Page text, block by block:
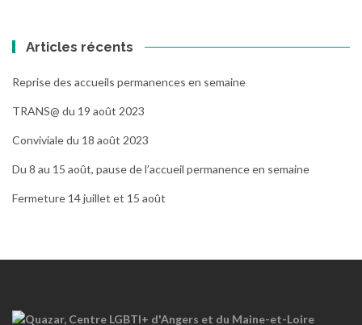
Articles récents
Reprise des accueils permanences en semaine
TRANS@ du 19 août 2023
Conviviale du 18 août 2023
Du 8 au 15 août, pause de l’accueil permanence en semaine
Fermeture 14 juillet et 15 août